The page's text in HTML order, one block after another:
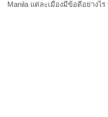
Manila แต่ละเมืองมีข้อดีอย่างไ